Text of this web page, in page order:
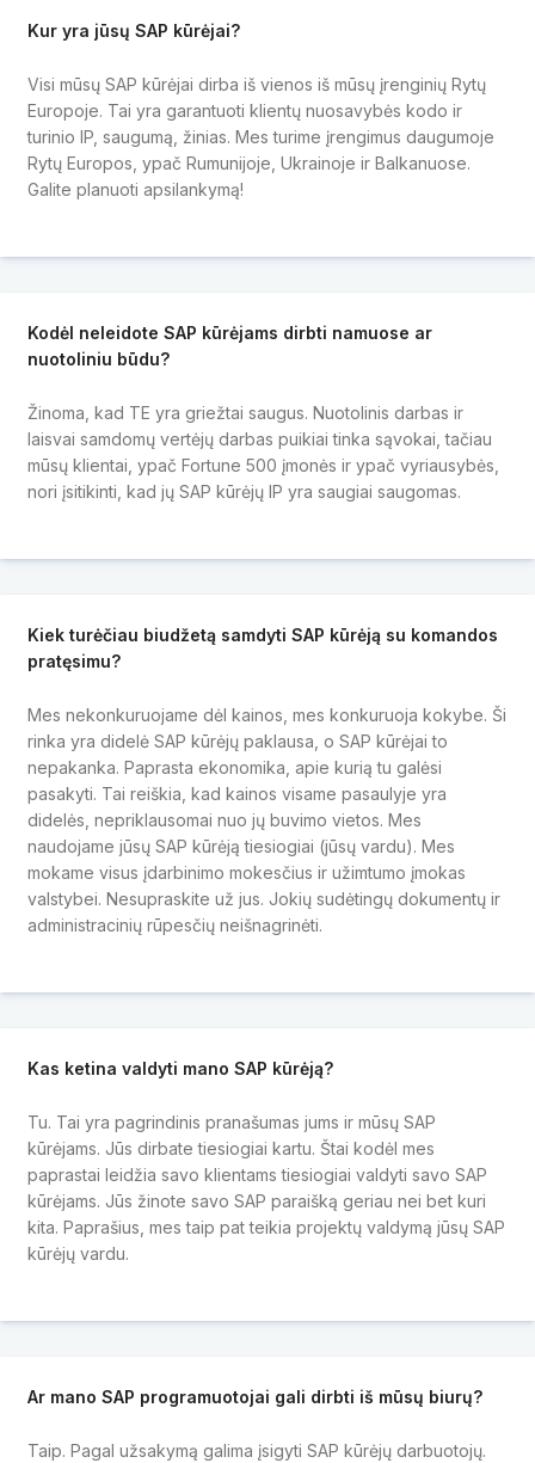
Kur yra jūsų SAP kūrėjai?
Visi mūsų SAP kūrėjai dirba iš vienos iš mūsų įrenginių Rytų
Europoje. Tai yra garantuoti klientų nuosavybės kodo ir
turinio IP, saugumą, žinias. Mes turime įrengimus daugumoje
Rytų Europos, ypač Rumunijoje, Ukrainoje ir Balkanuose.
Galite planuoti apsilankymą!
Kodėl neleidote SAP kūrėjams dirbti namuose ar
nuotoliniu būdu?
Žinoma, kad TE yra griežtai saugus. Nuotolinis darbas ir
laisvai samdomų vertėjų darbas puikiai tinka sąvokai, tačiau
mūsų klientai, ypač Fortune 500 įmonės ir ypač vyriausybės,
nori įsitikinti, kad jų SAP kūrėjų IP yra saugiai saugomas.
Kiek turėčiau biudžetą samdyti SAP kūrėją su komandos
pratęsimu?
Mes nekonkuruojame dėl kainos, mes konkuruoja kokybe. Ši
rinka yra didelė SAP kūrėjų paklausa, o SAP kūrėjai to
nepakanka. Paprasta ekonomika, apie kurią tu galėsi
pasakyti. Tai reiškia, kad kainos visame pasaulyje yra
didelės, nepriklausomai nuo jų buvimo vietos. Mes
naudojame jūsų SAP kūrėją tiesiogiai (jūsų vardu). Mes
mokame visus įdarbinimo mokesčius ir užimtumo įmokas
valstybei. Nesupraskite už jus. Jokių sudėtingų dokumentų ir
administracinių rūpesčių neišnagrinėti.
Kas ketina valdyti mano SAP kūrėją?
Tu. Tai yra pagrindinis pranašumas jums ir mūsų SAP
kūrėjams. Jūs dirbate tiesiogiai kartu. Štai kodėl mes
paprastai leidžia savo klientams tiesiogiai valdyti savo SAP
kūrėjams. Jūs žinote savo SAP paraišką geriau nei bet kuri
kita. Paprašius, mes taip pat teikia projektų valdymą jūsų SAP
kūrėjų vardu.
Ar mano SAP programuotojai gali dirbti iš mūsų biurų?
Taip. Pagal užsakymą galima įsigyti SAP kūrėjų darbuotojų.